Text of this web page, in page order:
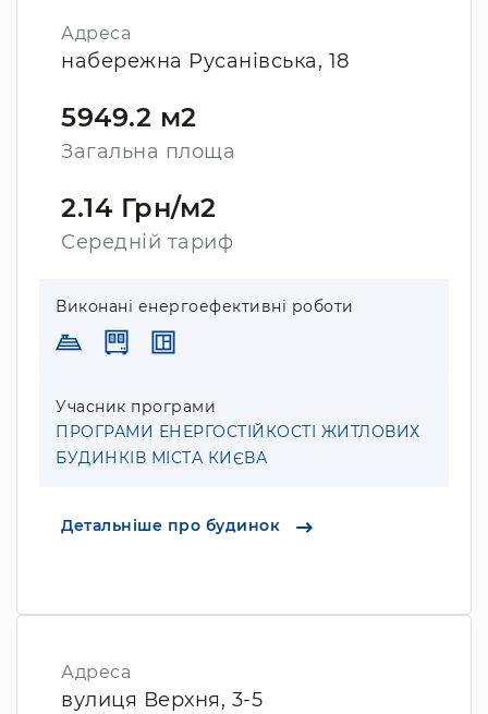
Адреса
набережна Русанівська, 18
5949.2 м2
Загальна площа
2.14 Грн/м2
Середній тариф
Виконані енергоефективні роботи
Учасник програми
ПРОГРАМИ ЕНЕРГОСТІЙКОСТІ ЖИТЛОВИХ
БУДИНКІВ МІСТА КИЄВА
Детальніше про будинок
Адреса
вулиця Верхня, 3-5